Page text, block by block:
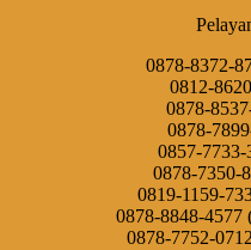
0878-8372-
0812-
0878-
0878-
0857-
0878-7350-
0819-1159-
0878-8848-
0878-7752-